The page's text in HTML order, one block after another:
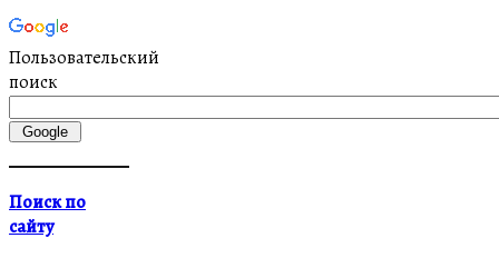
Пользовательский
поиск
Поиск по
сайту